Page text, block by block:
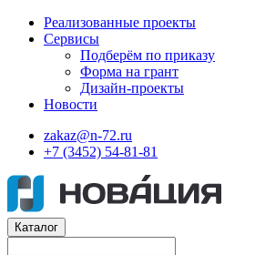
Реализованные проекты
Сервисы
Подберём по приказу
Форма на грант
Дизайн-проекты
Новости
zakaz@n-72.ru
+7 (3452) 54-81-81
Каталог